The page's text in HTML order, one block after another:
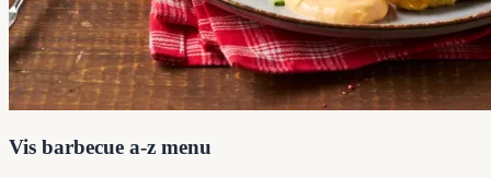
Vis barbecue a-z menu